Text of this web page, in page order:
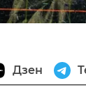
Дзен